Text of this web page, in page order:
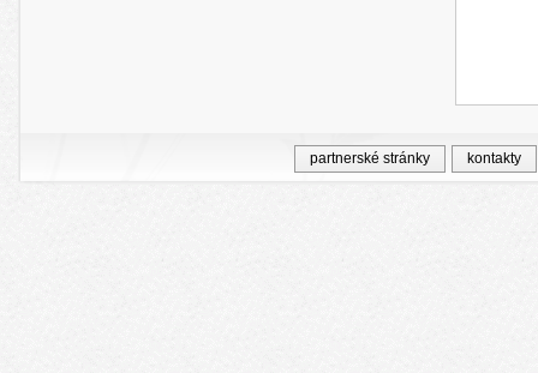
partnerské stránky kontakty